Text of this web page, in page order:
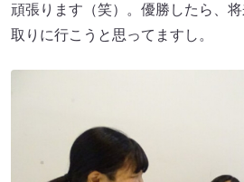
頑張ります（笑）。優勝したら、
取りに行こうと思ってますし。